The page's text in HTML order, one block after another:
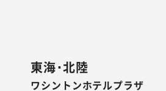
東海･北陸
ワシントンホテルプラザ